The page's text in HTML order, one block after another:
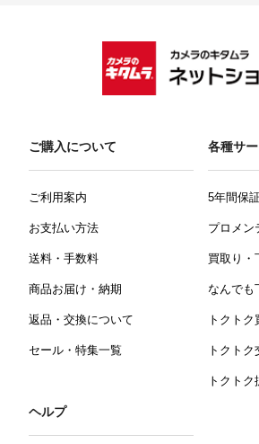
ご購入について
ご利用案内
お支払い方法
送料・手数料
商品お届け・納期
返品・交換について
セール・特集一覧
各種サ
5年間保
プロメン
買取り・
なんでも
トクトク
トクトク
トクトク
ヘルプ